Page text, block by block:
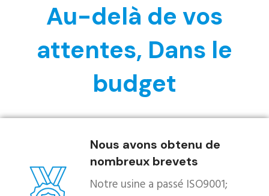
Au-delà de vos
attentes, Dans le
budget
Nous avons obtenu de
nombreux brevets
Notre usine a passé ISO9001;